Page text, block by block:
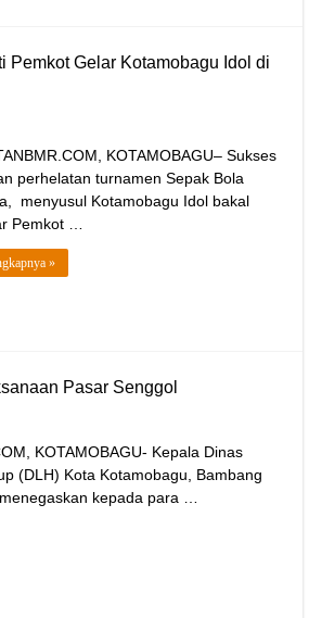
Pemkot Gelar Kotamobagu Idol di
KOTAMOBAGU– Sukses
perhelatan turnamen Sepak Bola
menyusul Kotamobagu Idol bakal
Pemkot …
»
Pasar Senggol
KOTAMOBAGU- Kepala Dinas
(DLH) Kota Kotamobagu, Bambang
kepada para …